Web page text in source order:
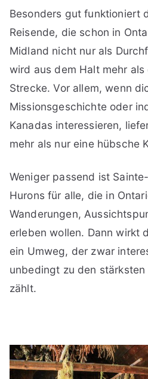
Besonders gut funktioniert
Reisende, die schon in
Midland nicht nur als
wird aus dem Halt mehr
Strecke. Vor allem, wenn
Missionsgeschichte oder
Kanadas interessieren,
mehr als nur eine hübsche
Weniger passend ist
Hurons für alle, die in
Wanderungen,
erleben wollen. Dann wirkt
ein Umweg, der zwar
unbedingt zu den stärksten
zählt.